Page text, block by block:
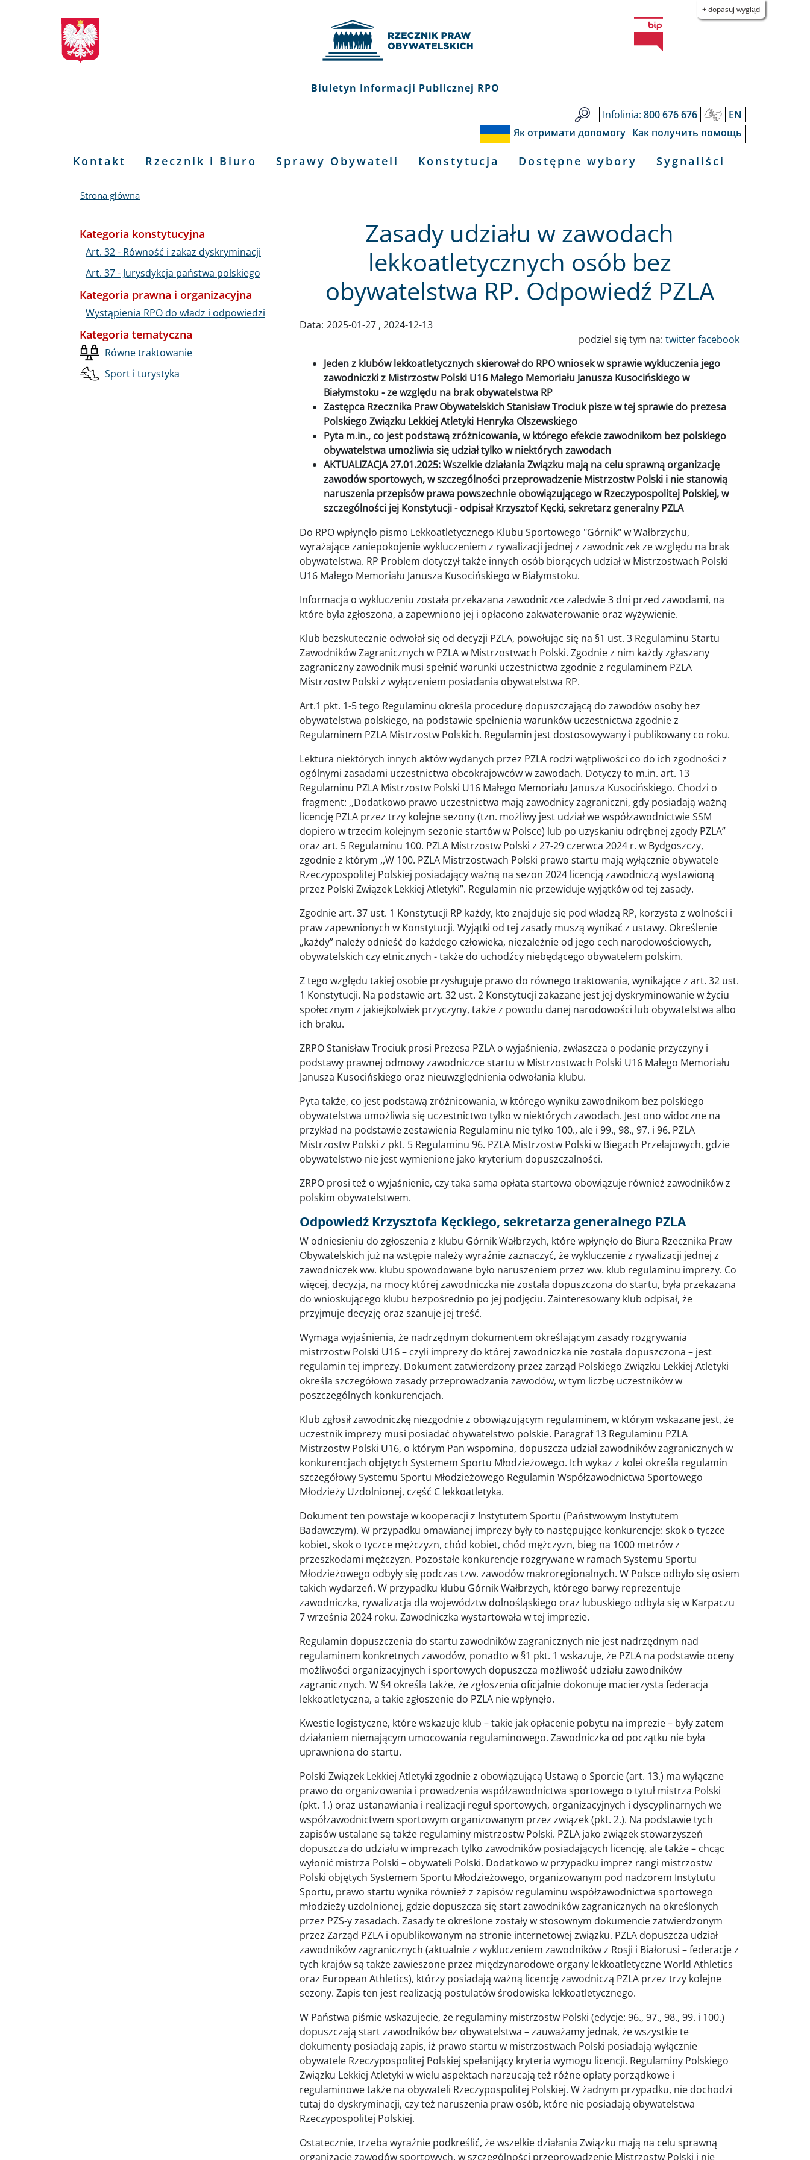
Biuletyn
Informacji
Publicznej
+ dopasuj wygląd
Biuletyn Informacji Publicznej RPO
Infolinia: 800 676 676
EN
Як отримати допомогу Как получить помощь
Menu
Kontakt Rzecznik i Biuro Sprawy Obywateli Konstytucja Dostępne wybory Sygnaliści
Strona główna
Zasady udziału w zawodach
lekkoatletycznych osób bez
obywatelstwa RP. Odpowiedź PZLA
Data: 2025-01-27 2024-12-13
podziel się tym na: twitterfacebook
Jeden z klubów lekkoatletycznych skierował do RPO wniosek w sprawie wykluczenia jego
zawodniczki z Mistrzostw Polski U16 Małego Memoriału Janusza Kusocińskiego w
Białymstoku - ze względu na brak obywatelstwa RP
Zastępca Rzecznika Praw Obywatelskich Stanisław Trociuk pisze w tej sprawie do prezesa
Polskiego Związku Lekkiej Atletyki Henryka Olszewskiego
Pyta m.in., co jest podstawą zróżnicowania, w którego efekcie zawodnikom bez polskiego
obywatelstwa umożliwia się udział tylko w niektórych zawodach
AKTUALIZACJA 27.01.2025: Wszelkie działania Związku mają na celu sprawną organizację
zawodów sportowych, w szczególności przeprowadzenie Mistrzostw Polski i nie stanowią
naruszenia przepisów prawa powszechnie obowiązującego w Rzeczypospolitej Polskiej, w
szczególności jej Konstytucji - odpisał Krzysztof Kęcki, sekretarz generalny PZLA
Do RPO wpłynęło pismo Lekkoatletycznego Klubu Sportowego "Górnik" w Wałbrzychu,
wyrażające zaniepokojenie wykluczeniem z rywalizacji jednej z zawodniczek ze względu na brak
obywatelstwa. RP Problem dotyczył także innych osób biorących udział w Mistrzostwach Polski
U16 Małego Memoriału Janusza Kusocińskiego w Białymstoku.
Informacja o wykluczeniu została przekazana zawodniczce zaledwie 3 dni przed zawodami, na
które była zgłoszona, a zapewniono jej i opłacono zakwaterowanie oraz wyżywienie.
Klub bezskutecznie odwołał się od decyzji PZLA, powołując się na §1 ust. 3 Regulaminu Startu
Zawodników Zagranicznych w PZLA w Mistrzostwach Polski. Zgodnie z nim każdy zgłaszany
zagraniczny zawodnik musi spełnić warunki uczestnictwa zgodnie z regulaminem PZLA
Mistrzostw Polski z wyłączeniem posiadania obywatelstwa RP.
Art.1 pkt. 1-5 tego Regulaminu określa procedurę dopuszczającą do zawodów osoby bez
obywatelstwa polskiego, na podstawie spełnienia warunków uczestnictwa zgodnie z
Regulaminem PZLA Mistrzostw Polskich. Regulamin jest dostosowywany i publikowany co roku.
Lektura niektórych innych aktów wydanych przez PZLA rodzi wątpliwości co do ich zgodności z
ogólnymi zasadami uczestnictwa obcokrajowców w zawodach. Dotyczy to m.in. art. 13
Regulaminu PZLA Mistrzostw Polski U16 Małego Memoriału Janusza Kusocińskiego. Chodzi o
fragment: ,,Dodatkowo prawo uczestnictwa mają zawodnicy zagraniczni, gdy posiadają ważną
licencję PZLA przez trzy kolejne sezony (tzn. możliwy jest udział we współzawodnictwie SSM
dopiero w trzecim kolejnym sezonie startów w Polsce) lub po uzyskaniu odrębnej zgody PZLA”
oraz art. 5 Regulaminu 100. PZLA Mistrzostw Polski z 27-29 czerwca 2024 r. w Bydgoszczy,
zgodnie z którym ,,W 100. PZLA Mistrzostwach Polski prawo startu mają wyłącznie obywatele
Rzeczypospolitej Polskiej posiadający ważną na sezon 2024 licencją zawodniczą wystawioną
przez Polski Związek Lekkiej Atletyki”. Regulamin nie przewiduje wyjątków od tej zasady.
Zgodnie art. 37 ust. 1 Konstytucji RP każdy, kto znajduje się pod władzą RP, korzysta z wolności i
praw zapewnionych w Konstytucji. Wyjątki od tej zasady muszą wynikać z ustawy. Określenie
„każdy” należy odnieść do każdego człowieka, niezależnie od jego cech narodowościowych,
obywatelskich czy etnicznych - także do uchodźcy niebędącego obywatelem polskim.
Z tego względu takiej osobie przysługuje prawo do równego traktowania, wynikające z art. 32 ust.
1 Konstytucji. Na podstawie art. 32 ust. 2 Konstytucji zakazane jest jej dyskryminowanie w życiu
społecznym z jakiejkolwiek przyczyny, także z powodu danej narodowości lub obywatelstwa albo
ich braku.
ZRPO Stanisław Trociuk prosi Prezesa PZLA o wyjaśnienia, zwłaszcza o podanie przyczyny i
podstawy prawnej odmowy zawodniczce startu w Mistrzostwach Polski U16 Małego Memoriału
Janusza Kusocińskiego oraz nieuwzględnienia odwołania klubu.
Pyta także, co jest podstawą zróżnicowania, w którego wyniku zawodnikom bez polskiego
obywatelstwa umożliwia się uczestnictwo tylko w niektórych zawodach. Jest ono widoczne na
przykład na podstawie zestawienia Regulaminu nie tylko 100., ale i 99., 98., 97. i 96. PZLA
Mistrzostw Polski z pkt. 5 Regulaminu 96. PZLA Mistrzostw Polski w Biegach Przełajowych, gdzie
obywatelstwo nie jest wymienione jako kryterium dopuszczalności.
ZRPO prosi też o wyjaśnienie, czy taka sama opłata startowa obowiązuje również zawodników z
polskim obywatelstwem.
Odpowiedź Krzysztofa Kęckiego, sekretarza generalnego PZLA
W odniesieniu do zgłoszenia z klubu Górnik Wałbrzych, które wpłynęło do Biura Rzecznika Praw
Obywatelskich już na wstępie należy wyraźnie zaznaczyć, że wykluczenie z rywalizacji jednej z
zawodniczek ww. klubu spowodowane było naruszeniem przez ww. klub regulaminu imprezy. Co
więcej, decyzja, na mocy której zawodniczka nie została dopuszczona do startu, była przekazana
do wnioskującego klubu bezpośrednio po jej podjęciu. Zainteresowany klub odpisał, że
przyjmuje decyzję oraz szanuje jej treść.
Wymaga wyjaśnienia, że nadrzędnym dokumentem określającym zasady rozgrywania
mistrzostw Polski U16 – czyli imprezy do której zawodniczka nie została dopuszczona – jest
regulamin tej imprezy. Dokument zatwierdzony przez zarząd Polskiego Związku Lekkiej Atletyki
określa szczegółowo zasady przeprowadzania zawodów, w tym liczbę uczestników w
poszczególnych konkurencjach.
Klub zgłosił zawodniczkę niezgodnie z obowiązującym regulaminem, w którym wskazane jest, że
uczestnik imprezy musi posiadać obywatelstwo polskie. Paragraf 13 Regulaminu PZLA
Mistrzostw Polski U16, o którym Pan wspomina, dopuszcza udział zawodników zagranicznych w
konkurencjach objętych Systemem Sportu Młodzieżowego. Ich wykaz z kolei określa regulamin
szczegółowy Systemu Sportu Młodzieżowego Regulamin Współzawodnictwa Sportowego
Młodzieży Uzdolnionej, część C lekkoatletyka.
Dokument ten powstaje w kooperacji z Instytutem Sportu (Państwowym Instytutem
Badawczym). W przypadku omawianej imprezy były to następujące konkurencje: skok o tyczce
kobiet, skok o tyczce mężczyzn, chód kobiet, chód mężczyzn, bieg na 1000 metrów z
przeszkodami mężczyzn. Pozostałe konkurencje rozgrywane w ramach Systemu Sportu
Młodzieżowego odbyły się podczas tzw. zawodów makroregionalnych. W Polsce odbyło się osiem
takich wydarzeń. W przypadku klubu Górnik Wałbrzych, którego barwy reprezentuje
zawodniczka, rywalizacja dla województw dolnośląskiego oraz lubuskiego odbyła się w Karpaczu
7 września 2024 roku. Zawodniczka wystartowała w tej imprezie.
Regulamin dopuszczenia do startu zawodników zagranicznych nie jest nadrzędnym nad
regulaminem konkretnych zawodów, ponadto w §1 pkt. 1 wskazuje, że PZLA na podstawie oceny
możliwości organizacyjnych i sportowych dopuszcza możliwość udziału zawodników
zagranicznych. W §4 określa także, że zgłoszenia oficjalnie dokonuje macierzysta federacja
lekkoatletyczna, a takie zgłoszenie do PZLA nie wpłynęło.
Kwestie logistyczne, które wskazuje klub – takie jak opłacenie pobytu na imprezie – były zatem
działaniem niemającym umocowania regulaminowego. Zawodniczka od początku nie była
uprawniona do startu.
Polski Związek Lekkiej Atletyki zgodnie z obowiązującą Ustawą o Sporcie (art. 13.) ma wyłączne
prawo do organizowania i prowadzenia współzawodnictwa sportowego o tytuł mistrza Polski
(pkt. 1.) oraz ustanawiania i realizacji reguł sportowych, organizacyjnych i dyscyplinarnych we
współzawodnictwem sportowym organizowanym przez związek (pkt. 2.). Na podstawie tych
zapisów ustalane są także regulaminy mistrzostw Polski. PZLA jako związek stowarzyszeń
dopuszcza do udziału w imprezach tylko zawodników posiadających licencję, ale także – chcąc
wyłonić mistrza Polski – obywateli Polski. Dodatkowo w przypadku imprez rangi mistrzostw
Polski objętych Systemem Sportu Młodzieżowego, organizowanym pod nadzorem Instytutu
Sportu, prawo startu wynika również z zapisów regulaminu współzawodnictwa sportowego
młodzieży uzdolnionej, gdzie dopuszcza się start zawodników zagranicznych na określonych
przez PZS-y zasadach. Zasady te określone zostały w stosownym dokumencie zatwierdzonym
przez Zarząd PZLA i opublikowanym na stronie internetowej związku. PZLA dopuszcza udział
zawodników zagranicznych (aktualnie z wykluczeniem zawodników z Rosji i Białorusi – federacje z
tych krajów są także zawieszone przez międzynarodowe organy lekkoatletyczne World Athletics
oraz European Athletics), którzy posiadają ważną licencję zawodniczą PZLA przez trzy kolejne
sezony. Zapis ten jest realizacją postulatów środowiska lekkoatletycznego.
W Państwa piśmie wskazujecie, że regulaminy mistrzostw Polski (edycje: 96., 97., 98., 99. i 100.)
dopuszczają start zawodników bez obywatelstwa – zauważamy jednak, że wszystkie te
dokumenty posiadają zapis, iż prawo startu w mistrzostwach Polski posiadają wyłącznie
obywatele Rzeczypospolitej Polskiej spełanijący kryteria wymogu licencji. Regulaminy Polskiego
Związku Lekkiej Atletyki w wielu aspektach narzucają też różne opłaty porządkowe i
regulaminowe także na obywateli Rzeczypospolitej Polskiej. W żadnym przypadku, nie dochodzi
tutaj do dyskryminacji, czy też naruszenia praw osób, które nie posiadają obywatelstwa
Rzeczypospolitej Polskiej.
Ostatecznie, trzeba wyraźnie podkreślić, że wszelkie działania Związku mają na celu sprawną
organizację zawodów sportowych, w szczególności przeprowadzenie Mistrzostw Polski i nie
Kategoria konstytucyjna
Art. 32 - Równość i zakaz dyskryminacji
Art. 37 - Jurysdykcja państwa polskiego
Kategoria prawna i organizacyjna
Wystąpienia RPO do władz i odpowiedzi
Kategoria tematyczna
Równe traktowanie
Sport i turystyka